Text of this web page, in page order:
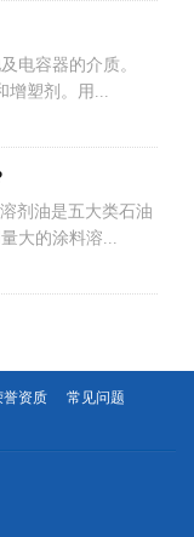
电容器的介质。
增塑剂。用...
剂油是五大类石油
大的涂料溶...
誉资质
常见问题